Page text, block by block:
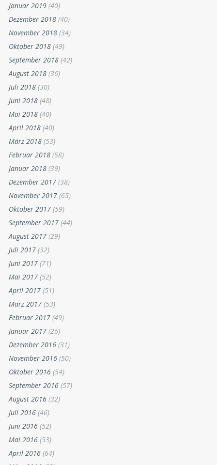
Januar 2019 (40)
Dezember 2018 (40)
November 2018 (34)
Oktober 2018 (49)
September 2018 (42)
August 2018 (36)
Juli 2018 (30)
Juni 2018 (48)
Mai 2018 (40)
April 2018 (40)
März 2018 (53)
Februar 2018 (58)
Januar 2018 (39)
Dezember 2017 (38)
November 2017 (65)
Oktober 2017 (59)
September 2017 (44)
August 2017 (29)
Juli 2017 (32)
Juni 2017 (71)
Mai 2017 (52)
April 2017 (51)
März 2017 (53)
Februar 2017 (49)
Januar 2017 (26)
Dezember 2016 (31)
November 2016 (50)
Oktober 2016 (54)
September 2016 (57)
August 2016 (32)
Juli 2016 (46)
Juni 2016 (52)
Mai 2016 (53)
April 2016 (64)